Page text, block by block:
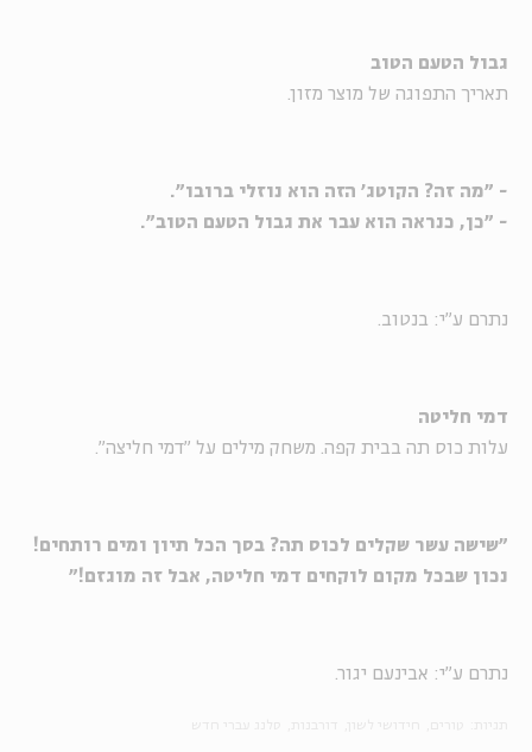
גבול הטעם הטוב
תאריך התפוגה של מוצר מזון.
- "מה זה? הקוטג' הזה הוא נוזלי ברובו".
- "כן, כנראה הוא עבר את גבול הטעם הטוב".
נתרם ע"י: בנטוב.
דמי חליטה
עלות כוס תה בבית קפה. משחק מילים על "דמי חליצה".
"שישה עשר שקלים לכוס תה? בסך הכל תיון ומים רותחים!
נכון שבכל מקום לוקחים דמי חליטה, אבל זה מוגזם!"
נתרם ע"י: אבינעם יגור.